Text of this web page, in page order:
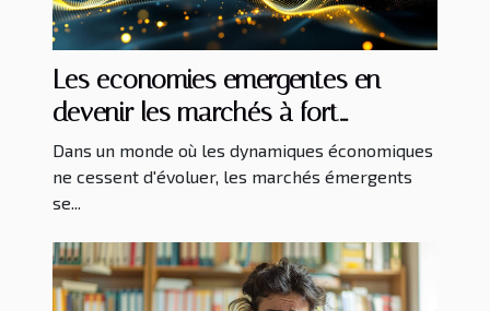
Les economies emergentes en
devenir les marchés à fort
potentiel de croissance
Dans un monde où les dynamiques économiques
ne cessent d'évoluer, les marchés émergents
se...